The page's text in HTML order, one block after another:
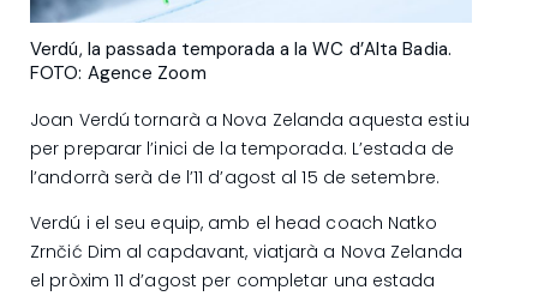
Verdú, la passada temporada a la WC d’Alta Badia.
FOTO: Agence Zoom
Joan Verdú tornarà a Nova Zelanda aquesta estiu
per preparar l’inici de la temporada. L’estada de
l’andorrà serà de l’11 d’agost al 15 de setembre.
Verdú i el seu equip, amb el head coach Natko
Zrnčić Dim al capdavant, viatjarà a Nova Zelanda
el pròxim 11 d’agost per completar una estada